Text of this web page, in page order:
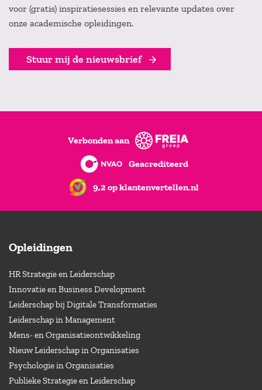
voor (gratis) inspiratiesessies en relevante updates over
onze academische opleidingen.
Stuur mij de nieuwsbrief
Verbonden aan
Geacrediteerd
9,2 op klantenvertellen.nl
Opleidingen
HR Strategie en Leiderschap
Innovatie en Business Development
Leiderschap bij Digitale Transformaties
Leiderschap in Management
Mens- en Organisatieontwikkeling
Nieuw Leiderschap in Organisaties
Psychologie in Organisaties
Publieke Strategie en Leiderschap